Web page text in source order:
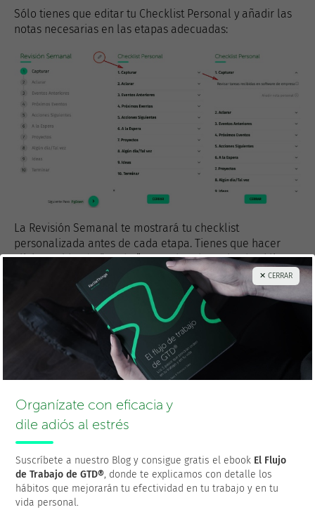
Sólo tienes que editar tu Checklist Personal y añadir las
notas necesarias en las etapas adecuadas:
La Revisión Semanal te mostrará tu checklist
personalizada antes de cada etapa. Tienes que hacer
click en el botón “Hecho” para abandonar la checklist y
entrar en el paso estándar.
¡Gracias por compartir!
✕ CERRAR
Organízate con eficacia y
dile adiós al estrés
Suscríbete a nuestro Blog y consigue gratis el ebook El Flujo
de Trabajo de GTD®, donde te explicamos con detalle los
hábitos que mejorarán tu efectividad en tu trabajo y en tu
vida personal.